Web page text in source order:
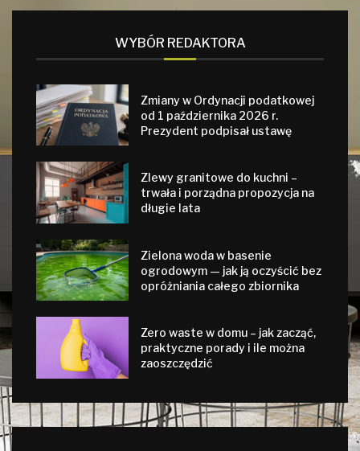
WYBÓR REDAKTORA
Zmiany w Ordynacji podatkowej
od 1 października 2026 r.
Prezydent podpisał ustawę
Zlewy granitowe do kuchni –
trwała i porządna propozycja na
długie lata
Zielona woda w basenie
ogrodowym — jak ją oczyścić bez
opróżniania całego zbiornika
Zero waste w domu – jak zacząć,
praktyczne porady i ile można
zaoszczędzić